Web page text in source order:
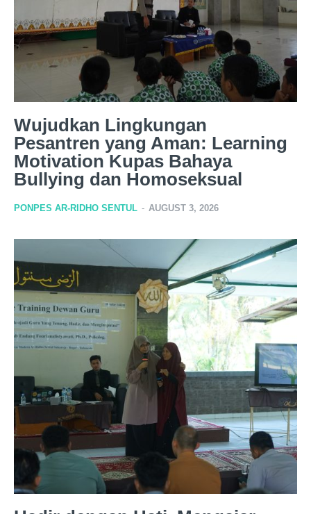
Wujudkan Lingkungan
Pesantren yang Aman: Learning
Motivation Kupas Bahaya
Bullying dan Homoseksual
PONPES AR-RIDHO SENTUL - AUGUST 3, 2026